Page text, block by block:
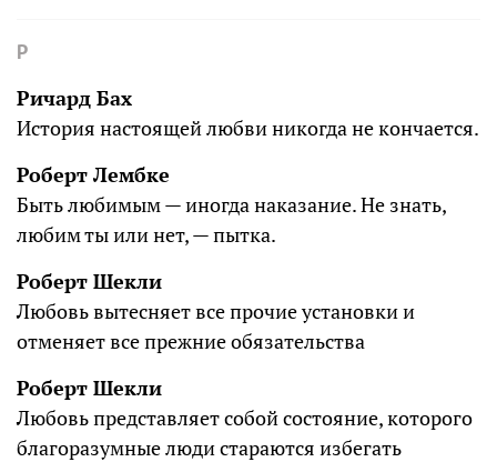
Р
Ричард Бах
История настоящей любви никогда не кончается.
Роберт Лембке
Быть любимым — иногда наказание. Не знать,
любим ты или нет, — пытка.
Роберт Шекли
Любовь вытесняет все прочие установки и
отменяет все прежние обязательства
Роберт Шекли
Любовь представляет собой состояние, которого
благоразумные люди стараются избегать